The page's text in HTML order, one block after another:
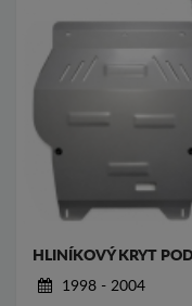
HLINÍKOVÝ KRYT
1998 - 2004